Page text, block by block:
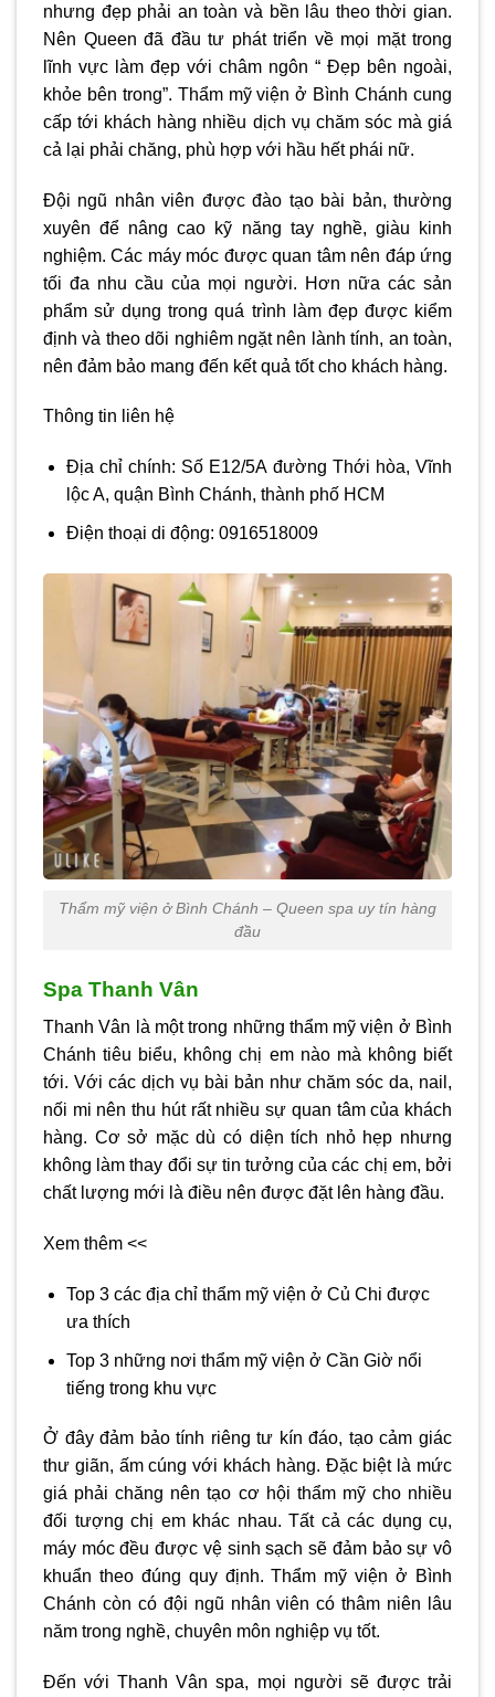
nhưng đẹp phải an toàn và bền lâu theo thời gian.
Nên Queen đã đầu tư phát triển về mọi mặt trong
lĩnh vực làm đẹp với châm ngôn “ Đẹp bên ngoài,
khỏe bên trong”. Thẩm mỹ viện ở Bình Chánh cung
cấp tới khách hàng nhiều dịch vụ chăm sóc mà giá
cả lại phải chăng, phù hợp với hầu hết phái nữ.
Đội ngũ nhân viên được đào tạo bài bản, thường
xuyên để nâng cao kỹ năng tay nghề, giàu kinh
nghiệm. Các máy móc được quan tâm nên đáp ứng
tối đa nhu cầu của mọi người. Hơn nữa các sản
phẩm sử dụng trong quá trình làm đẹp được kiểm
định và theo dõi nghiêm ngặt nên lành tính, an toàn,
nên đảm bảo mang đến kết quả tốt cho khách hàng.
Thông tin liên hệ
Địa chỉ chính: Số E12/5A đường Thới hòa, Vĩnh
lộc A, quận Bình Chánh, thành phố HCM
Điện thoại di động: 0916518009
Thẩm mỹ viện ở Bình Chánh – Queen spa uy tín hàng
đầu
Spa Thanh Vân
Thanh Vân là một trong những thẩm mỹ viện ở Bình
Chánh tiêu biểu, không chị em nào mà không biết
tới. Với các dịch vụ bài bản như chăm sóc da, nail,
nối mi nên thu hút rất nhiều sự quan tâm của khách
hàng. Cơ sở mặc dù có diện tích nhỏ hẹp nhưng
không làm thay đổi sự tin tưởng của các chị em, bởi
chất lượng mới là điều nên được đặt lên hàng đầu.
Xem thêm <<
Top 3 các địa chỉ thẩm mỹ viện ở Củ Chi được
ưa thích
Top 3 những nơi thẩm mỹ viện ở Cần Giờ nổi
tiếng trong khu vực
Ở đây đảm bảo tính riêng tư kín đáo, tạo cảm giác
thư giãn, ấm cúng với khách hàng. Đặc biệt là mức
giá phải chăng nên tạo cơ hội thẩm mỹ cho nhiều
đối tượng chị em khác nhau. Tất cả các dụng cụ,
máy móc đều được vệ sinh sạch sẽ đảm bảo sự vô
khuẩn theo đúng quy định.Thẩm mỹ viện ở Bình
Chánh còn có đội ngũ nhân viên có thâm niên lâu
năm trong nghề, chuyên môn nghiệp vụ tốt.
Đến với Thanh Vân spa, mọi người sẽ được trải